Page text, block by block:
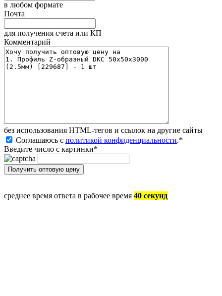
в любом формате
Почта
для получения счета или КП
Комментарий
без иcпользования HTML-тегов и ссылок на другие сайты
Соглашаюсь с политикой конфиденциальности.*
Введите число с картинки*
среднее время ответа в рабочее время 40 секунд